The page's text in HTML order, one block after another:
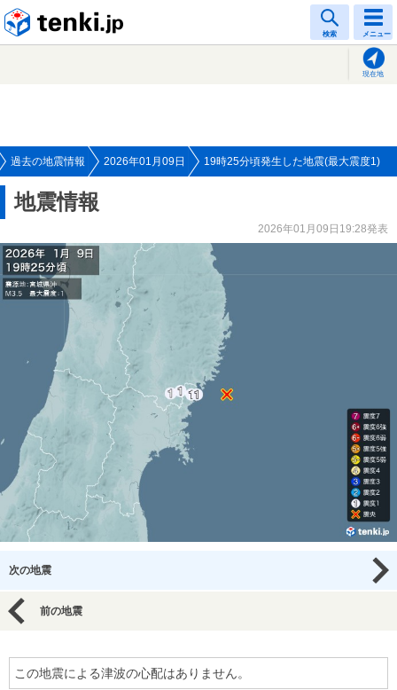
検索 メニュー
現在地
過去の地震情報 2026年01月09日 19時25分頃発生した地震(最大震度1)
地震情報
2026年01月09日19:28発表
次の地震
前の地震
この地震による津波の心配はありません。